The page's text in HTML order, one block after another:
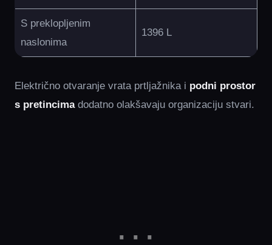
S preklopljenim
naslonima
1396 L
Električno otvaranje vrata prtljažnika i podni prostor
s pretincimadodatno olakšavaju organizaciju stvari.